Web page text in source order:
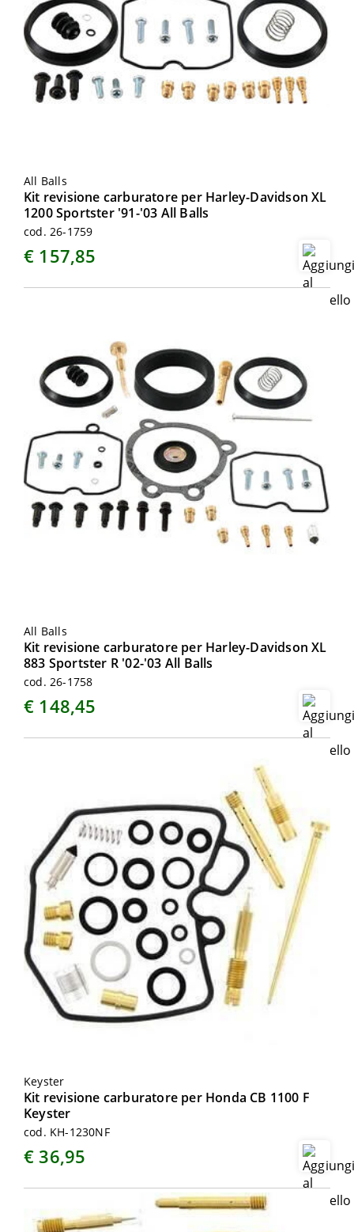
All Balls
Kit revisione carburatore per Harley-Davidson XL
1200 Sportster '91-'03 All Balls
cod. 26-1759
€ 157,85
All Balls
Kit revisione carburatore per Harley-Davidson XL
883 Sportster R '02-'03 All Balls
cod. 26-1758
€ 148,45
Keyster
Kit revisione carburatore per Honda CB 1100 F
Keyster
cod. KH-1230NF
€ 36,95